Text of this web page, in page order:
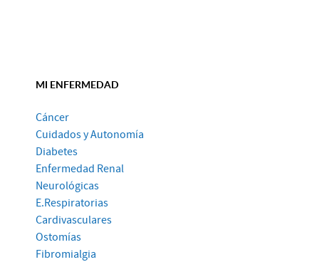
MI ENFERMEDAD
Cáncer
Cuidados y Autonomía
Diabetes
Enfermedad Renal
Neurológicas
E.Respiratorias
Cardivasculares
Ostomías
Fibromialgia